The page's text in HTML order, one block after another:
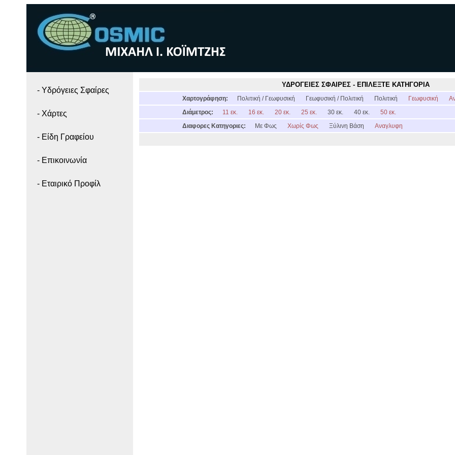
- Yδρόγειες Σφαίρες
- Χάρτες
- Είδη Γραφείου
- Επικοινωνία
- Εταιρικό Προφίλ
ΥΔΡΟΓΕΙΕΣ ΣΦΑΙΡΕΣ - ΕΠΙΛΕΞΤΕ ΚΑΤΗΓΟΡΙΑ
Χαρτογράφηση: Πολιτική / Γεωφυσική Γεωφυσική / Πολιτική Πολιτική Γεωφυσική
Διάμετρος:
11 εκ. 16 εκ. 20 εκ. 25 εκ. 30 εκ. 40 εκ.
50 εκ.
Διαφορες Κατηγοριες:
Με Φως Χωρίς Φως Ξύλινη Βάση Αναγλυφη